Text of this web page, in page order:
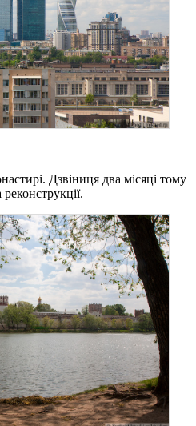
Дзвіниця два місяці тому